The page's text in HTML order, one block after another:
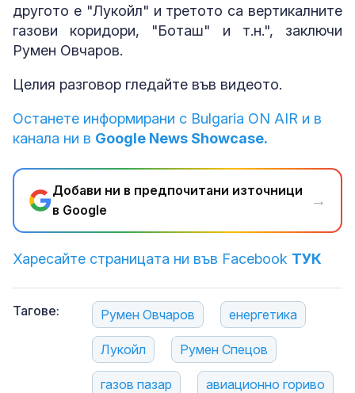
другото е "Лукойл" и третото са вертикалните
газови коридори, "Боташ" и т.н.", заключи
Румен Овчаров.
Целия разговор гледайте във видеото.
Останете информирани с Bulgaria ON AIR и в
канала ни в Google News Showcase.
Добави ни в предпочитани източници
в Google
→
Харесайте страницата ни във Facebook ТУК
Тагове: Румен Овчаров енергетика
Лукойл Румен Спецов
газов пазар авиационно гориво